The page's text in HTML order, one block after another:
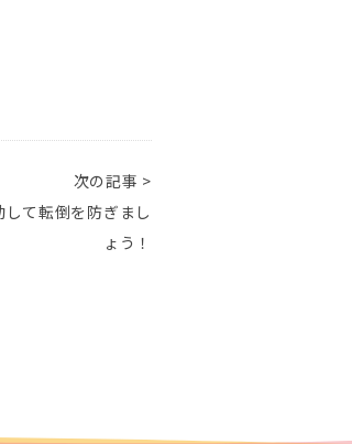
次の記事 >
て転倒を防ぎまし
ょう！